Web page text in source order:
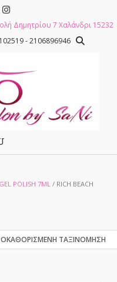
Δημητρίου 7 Χαλάνδρι 15232
- 2106896946
GEL POLISH 7ML / RICH BEACH